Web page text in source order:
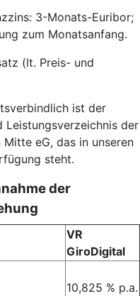
3-Monats-Euribor;
zum Monatsanfang.
(lt. Preis- und
ist der
Leistungsverzeichnis der
eG, das in unseren
steht.
der
VR
GiroDigital
10,825 % p.a.